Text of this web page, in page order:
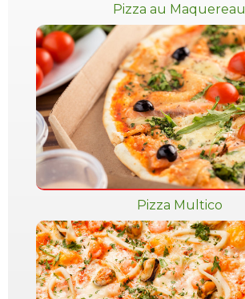
Pizza au Maquereau
Pizza Multico